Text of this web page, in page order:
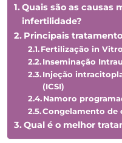
Quais são as causas
infertilidade?
Principais
Fertilização in
Inseminação
Injeção
(ICSI)
Namoro
Congelamento de
Qual é o melhor